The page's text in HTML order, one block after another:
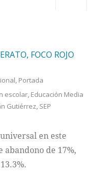
FOCO ROJO
, Portada
escolar, Educación Media
Gutiérrez, SEP
en este
abandono de 17%,